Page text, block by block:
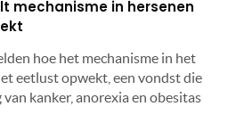
mechanisme in hersenen
hoe het mechanisme in het
eetlust opwekt, een vondst die
kanker, anorexia en obesitas